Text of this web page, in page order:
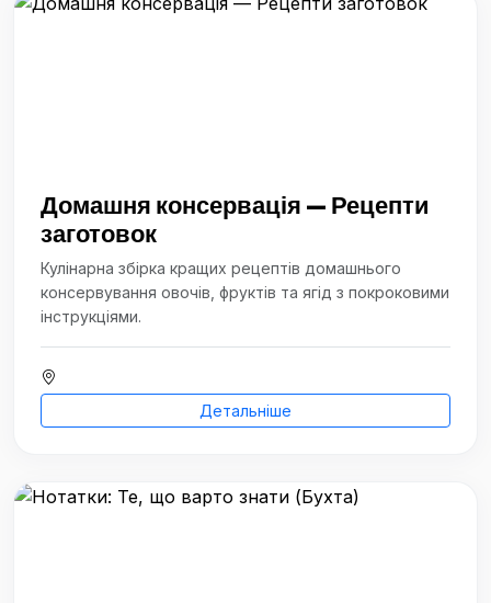
Домашня консервація — Рецепти
заготовок
Кулінарна збірка кращих рецептів домашнього
консервування овочів, фруктів та ягід з покроковими
інструкціями.
Детальніше